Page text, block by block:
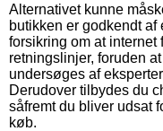
Alternativet kunne
butikken er godkendt
forsikring om at
retningslinjer, foruden
undersøges af
Derudover tilbydes du
såfremt du bliver udsat
køb.